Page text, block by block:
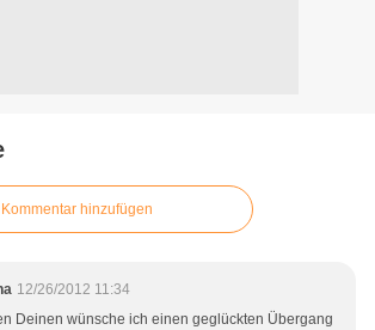
hinzufügen
12/26/2012 11:34
Deinen wünsche ich einen geglückten Übergang